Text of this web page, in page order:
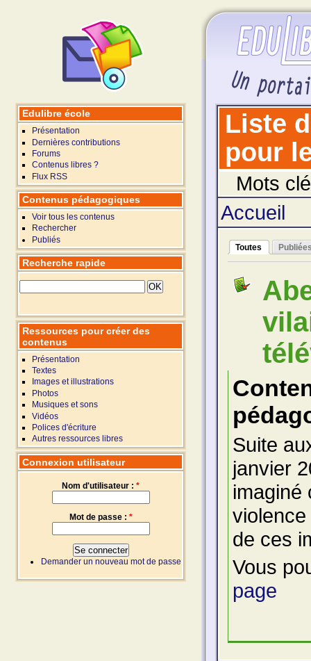
Liste
pour
Mots
Accueil
Toutes
Suite
janvier
imaginé
de ces
Vous
page
Edulibre école
Présentation
Dernières contributions
Forums
Contenus libres ?
Flux RSS
Contenus pédagogiques
Voir tous les contenus
Rechercher
Publiés
Recherche rapide
Ressources pour créer des
contenus
Présentation
Textes
Images et illustrations
Photos
Musiques et sons
Vidéos
Polices d'écriture
Autres ressources libres
Connexion utilisateur
Nom d'utilisateur : *
Mot de passe : *
Demander un nouveau mot de passe